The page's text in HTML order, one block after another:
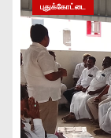
புதுக்கோட்டை